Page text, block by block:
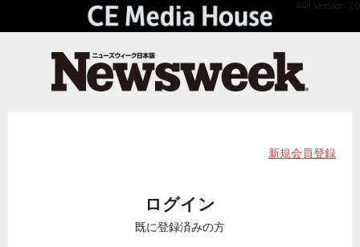
API Version 2.0
新規会員登録
ログイン
既に登録済みの方